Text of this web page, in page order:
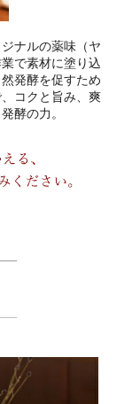
ナルの薬味（ヤ
で素材に塗り込
発酵を促すため
コクと旨み、爽
酵の力。